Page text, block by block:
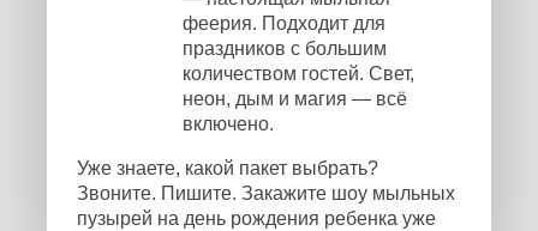
феерия. Подходит для
праздников с большим
количеством гостей. Свет,
неон, дым и магия — всё
включено.
Уже знаете, какой пакет выбрать?
Звоните. Пишите. Закажите шоу мыльных
пузырей на день рождения ребенка уже